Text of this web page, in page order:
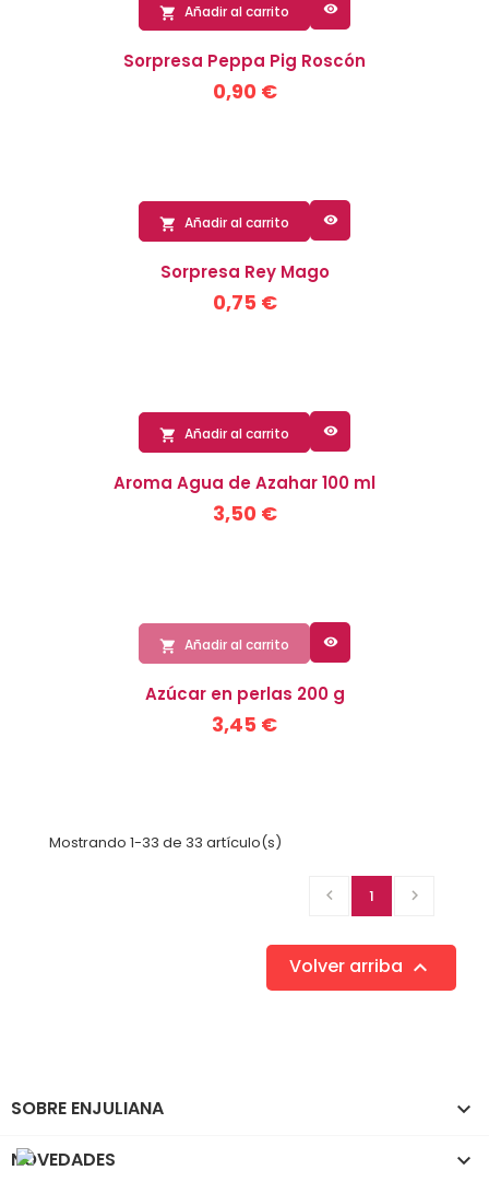
 Añadir al carrito 
Sorpresa Peppa Pig Roscón
0,90 €
 Añadir al carrito 
Sorpresa Rey Mago
0,75 €
 Añadir al carrito 
Aroma Agua de Azahar 100 ml
3,50 €
 Añadir al carrito 
Azúcar en perlas 200 g
3,45 €
Mostrando 1-33 de 33 artículo(s)
 1 
Volver arriba 
SOBRE ENJULIANA 
NOVEDADES 